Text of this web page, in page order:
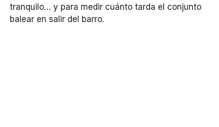
tranquilo… y para medir cuánto tarda el conjunto
balear en salir del barro.